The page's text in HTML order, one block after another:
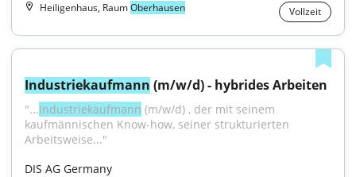
Heiligenhaus, RaumOberhausen Vollzeit
Industriekaufmann (m/w/d) - hybrides Arbeiten
"...Industriekaufmann (m/w/d) , der mit seinem
kaufmännischen Know-how, seiner strukturierten
Arbeitsweise..."
DIS AG Germany